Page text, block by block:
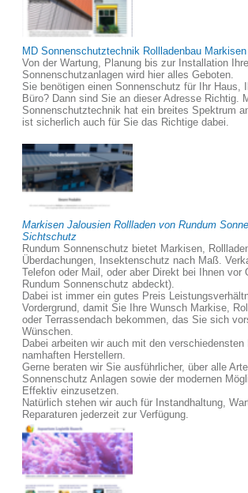
MD Sonnenschutztechnik Rollladenbau
Von der Wartung, Planung bis zur Installation
Sonnenschutzanlagen wird hier alles Geboten.
Sie benötigen einen Sonnenschutz für Ihr Haus,
Büro? Dann sind Sie an dieser Adresse Richtig.
Sonnenschutztechnik hat ein breites Spektrum
ist sicherlich auch für Sie das Richtige dabei.
Markisen Jalousien Rollladen von Rundum
Sichtschutz
Rundum Sonnenschutz bietet Markisen,
Überdachungen, Insektenschutz nach Maß.
Telefon oder Mail, oder aber Direkt bei Ihnen vor
Rundum Sonnenschutz abdeckt).
Dabei ist immer ein gutes Preis
Vordergrund, damit Sie Ihre Wunsch Markise,
oder Terrassendach bekommen, das Sie sich
Wünschen.
Dabei arbeiten wir auch mit den
namhaften Herstellern.
Gerne beraten wir Sie ausführlicher, über alle
Sonnenschutz Anlagen sowie der modernen
Effektiv einzusetzen.
Natürlich stehen wir auch für Instandhaltung,
Reparaturen jederzeit zur Verfügung.